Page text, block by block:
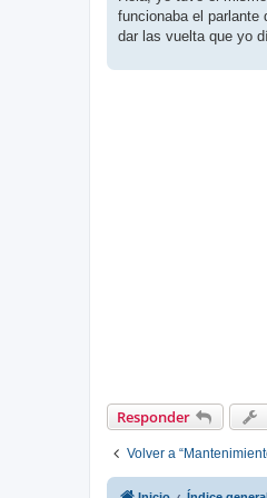
a
j
funcionaba el parlante
dar las vuelta que yo
Responder
Volver a